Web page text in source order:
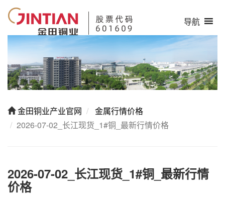
导航
金田铜业产业官网
金属行情价格
2026-07-02_长江现货_1#铜_最新行情价格
2026-07-02_长江现货_1#铜_最新行情
价格